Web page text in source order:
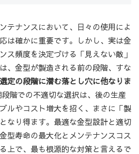
テナンスにおいて、日々の使用によ
は確かに重要です。しかし、実は金
ス頻度を決定づける「見えない敵」
、金型が製造される前の段階、すな
定の段階に潜む落とし穴に他なりま
階での不適切な選択は、後の生産
ルやコスト増大を招く、まさに「製
なり得ます。最適な金型設計と適切
型寿命の最大化とメンテナンスコス
上で、最も根源的な対策と言えるで